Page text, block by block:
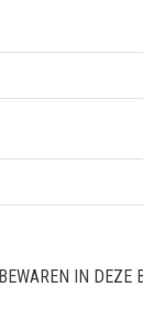
IN DEZE